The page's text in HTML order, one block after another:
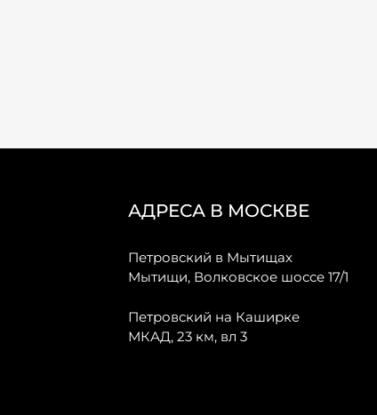
АДРЕСА В МОСКВЕ
Петровский в Мытищах
Мытищи, Волковское шоссе 17/1
Петровский на Каширке
МКАД, 23 км, вл 3